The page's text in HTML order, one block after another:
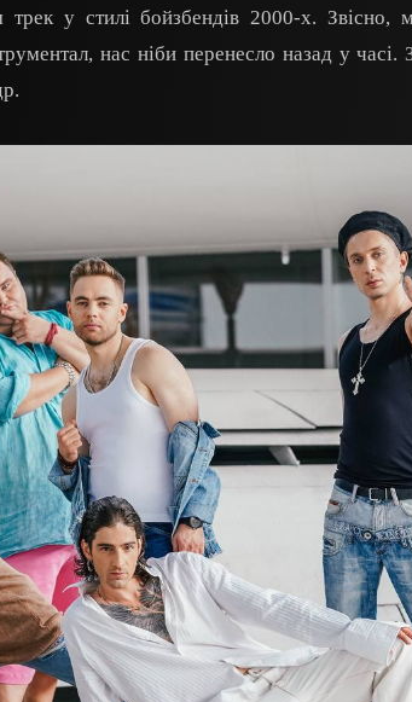
трек у стилі бойзбендів 2000-х.
нас ніби перенесло назад у